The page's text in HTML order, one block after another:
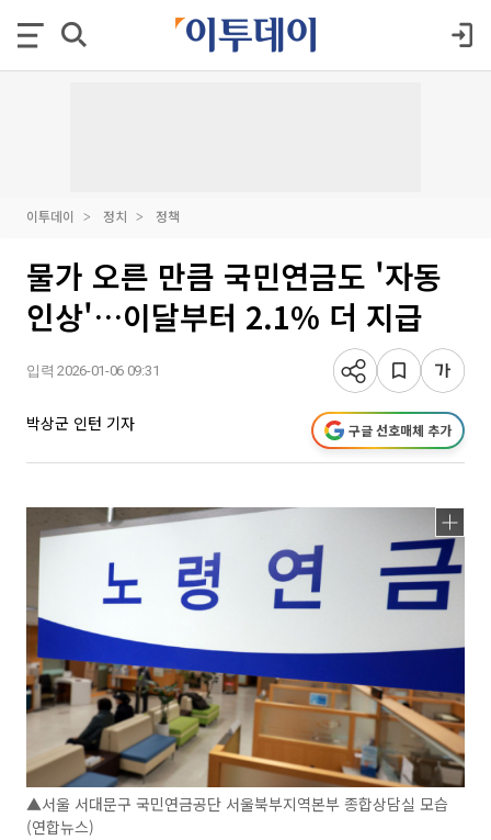
이투데이 정치 정책
물가 오른 만큼 국민연금도 '자동
인상'…이달부터 2.1% 더 지급
입력 2026-01-06 09:31
박상군 인턴 기자 구글 선호매체 추가
▲서울 서대문구 국민연금공단 서울북부지역본부 종합상담실 모습
(연합뉴스)